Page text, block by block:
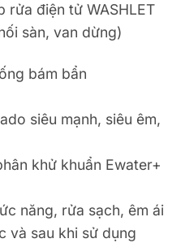
rửa điện tử WASHLET
sàn, van dừng)
bám bẩn
siêu mạnh, siêu êm,
khử khuẩn Ewater+
năng, rửa sạch, êm ái
và sau khi sử dụng